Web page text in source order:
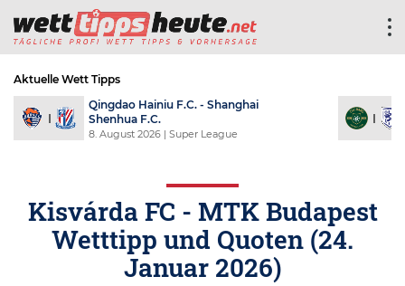
Aktuelle Wett Tipps
Qingdao Hainiu F.C. - Shanghai
Shenhua F.C.
8. August 2026 | Super League
Kisvárda FC - MTK Budapest
Wetttipp und Quoten (24.
Januar 2026)